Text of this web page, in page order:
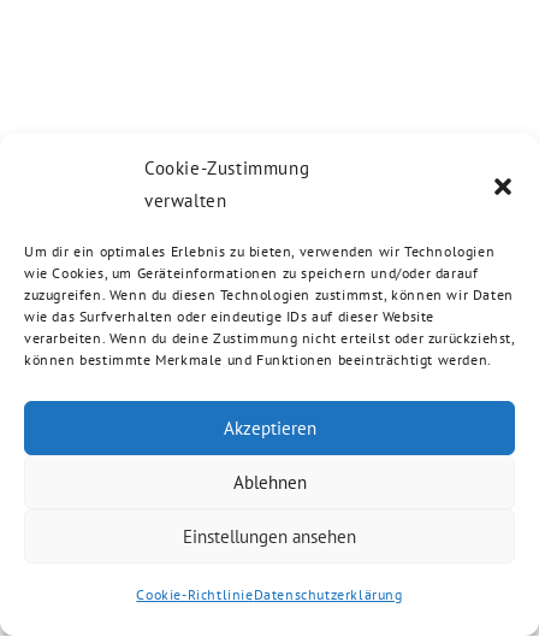
Cookie-Zustimmung
verwalten
Um dir ein optimales Erlebnis zu bieten, verwenden wir Technologien
wie Cookies, um Geräteinformationen zu speichern und/oder darauf
zuzugreifen. Wenn du diesen Technologien zustimmst, können wir Daten
wie das Surfverhalten oder eindeutige IDs auf dieser Website
verarbeiten. Wenn du deine Zustimmung nicht erteilst oder zurückziehst,
können bestimmte Merkmale und Funktionen beeinträchtigt werden.
Akzeptieren
Ablehnen
Einstellungen ansehen
Cookie-RichtlinieDatenschutzerklärung